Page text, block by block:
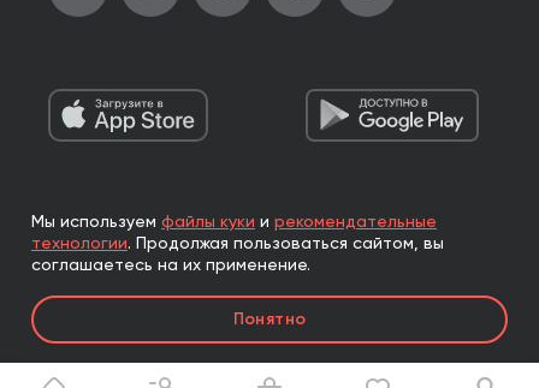
2026, ООО «Альпина Паблишер»
Все права защищены
Книги реализуются ООО «Альпина Паблишер»
по договору комиссии с ООО «Альпина нон-фикшн»,
по договору комиссии с ООО «Альпина ПРО».
Мы используем файлы куки и рекомендательные
технологии. Продолжая пользоваться сайтом, вы
соглашаетесь на их применение.
Понятно